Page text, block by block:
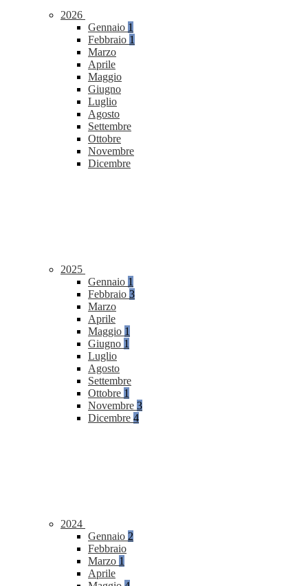
2026
Gennaio 1
Febbraio 1
Marzo
Aprile
Maggio
Giugno
Luglio
Agosto
Settembre
Ottobre
Novembre
Dicembre
2025
Gennaio 1
Febbraio 3
Marzo
Aprile
Maggio 1
Giugno 1
Luglio
Agosto
Settembre
Ottobre 1
Novembre 3
Dicembre 4
2024
Gennaio 2
Febbraio
Marzo 1
Aprile